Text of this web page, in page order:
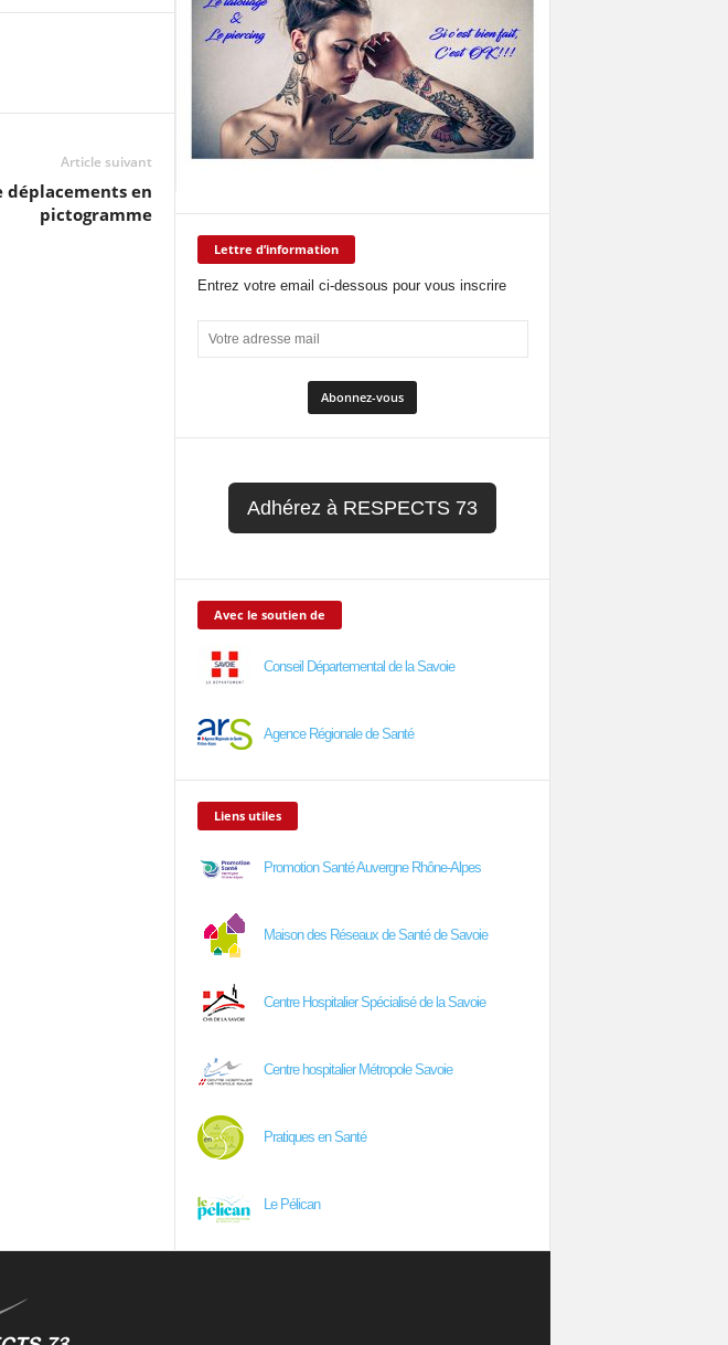
Article suivant
en
pictogramme
Lettre d’information
Entrez votre email ci-dessous pour vous inscrire
Adhérez à RESPECTS 73
Avec le soutien de
Conseil Départemental de la Savoie
Agence Régionale de Santé
Liens utiles
Promotion Santé Auvergne Rhône-Alpes
Maison des Réseaux de Santé de Savoie
Centre Hospitalier Spécialisé de la Savoie
Centre hospitalier Métropole Savoie
Pratiques en Santé
Le Pélican